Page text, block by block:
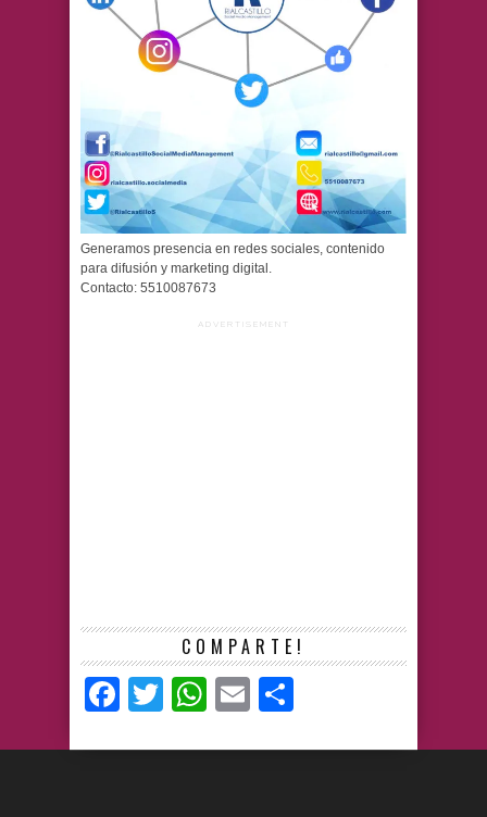
Generamos presencia en redes sociales, contenido
para difusión y marketing digital.
Contacto: 5510087673
ADVERTISEMENT
COMPARTE!
Facebook
TwitterWhatsApp
Email